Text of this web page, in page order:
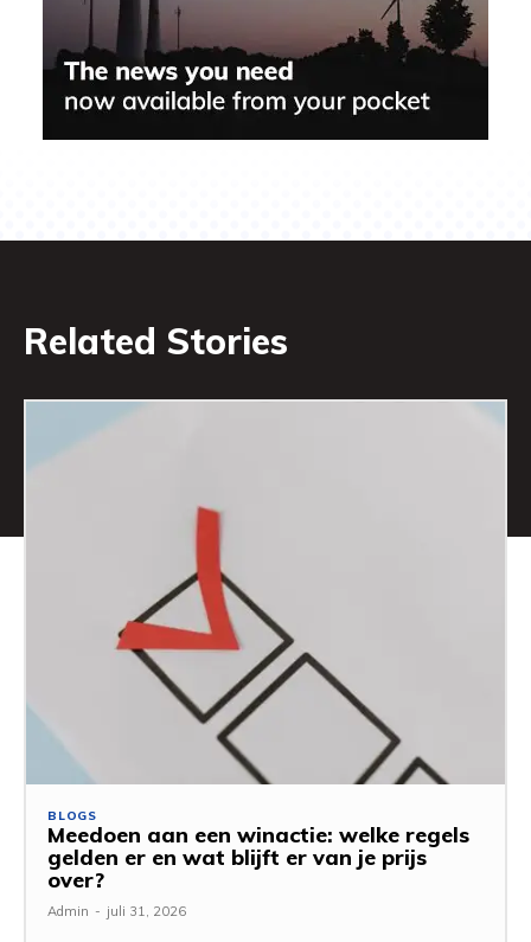
Related Stories
BLOGS
Meedoen aan een winactie: welke regels
gelden er en wat blijft er van je prijs
over?
Admin - juli 31, 2026